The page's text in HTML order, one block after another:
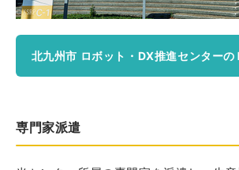
北九州市 ロボット・DX推進センターの
専門家派遣